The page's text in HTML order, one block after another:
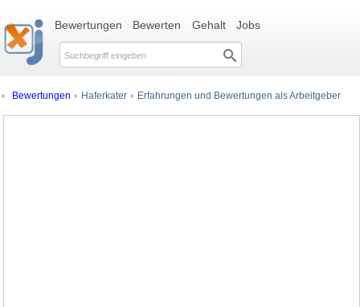
Bewertungen Bewerten Gehalt Jobs
Bewertungen Haferkater Erfahrungen und Bewertungen als Arbeitgeber